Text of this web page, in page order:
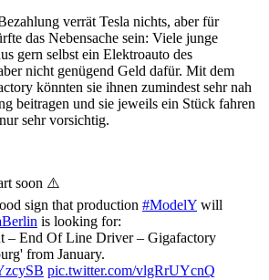
verrät Tesla nichts, aber für
das Nebensache sein: Viele junge
gern selbst ein Elektroauto des
nicht genügend Geld dafür. Mit dem
könnten sie ihnen zumindest sehr nah
beitragen und sie jeweils ein Stück fahren
sehr vorsichtig.
soon ⚠️
sign that production #ModelY will
is looking for:
– End Of Line Driver – Gigafactory
from January.
pic.twitter.com/vlgRrUYcnQ